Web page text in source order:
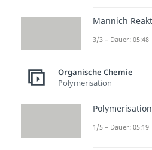
dir das
anschaust,
dieses durch
Dabei
Version der
eine
Molekül.
Mannich
3/3 – Dauer: 05:48
Organische Chemie
Polymerisation
Polymerisation
1/5 – Dauer: 05:19